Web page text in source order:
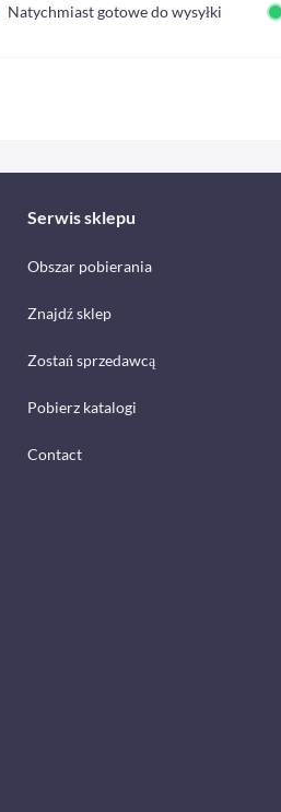
Natychmiast gotowe do wysyłki
Serwis sklepu
Obszar pobierania
Znajdź sklep
Zostań sprzedawcą
Pobierz katalogi
Contact